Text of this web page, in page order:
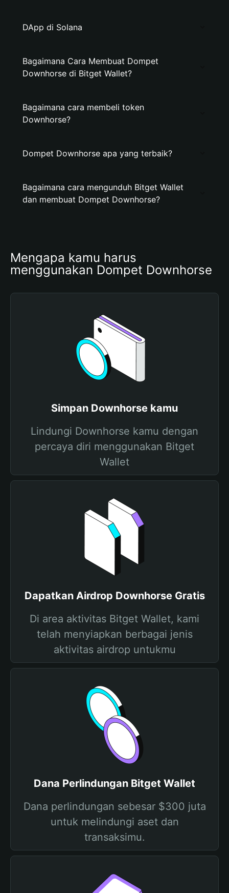
DApp di Solana
Bagaimana Cara Membuat Dompet
Downhorse di Bitget Wallet?
Bagaimana cara membeli token
Downhorse?
Dompet Downhorse apa yang terbaik?
Bagaimana cara mengunduh Bitget Wallet
dan membuat Dompet Downhorse?
Mengapa kamu harus
menggunakan Dompet Downhorse
Simpan Downhorse kamu
Lindungi Downhorse kamu dengan
percaya diri menggunakan Bitget
Wallet
Dapatkan Airdrop Downhorse Gratis
Di area aktivitas Bitget Wallet, kami
telah menyiapkan berbagai jenis
aktivitas airdrop untukmu
Dana Perlindungan Bitget Wallet
Dana perlindungan sebesar $300 juta
untuk melindungi aset dan
transaksimu.